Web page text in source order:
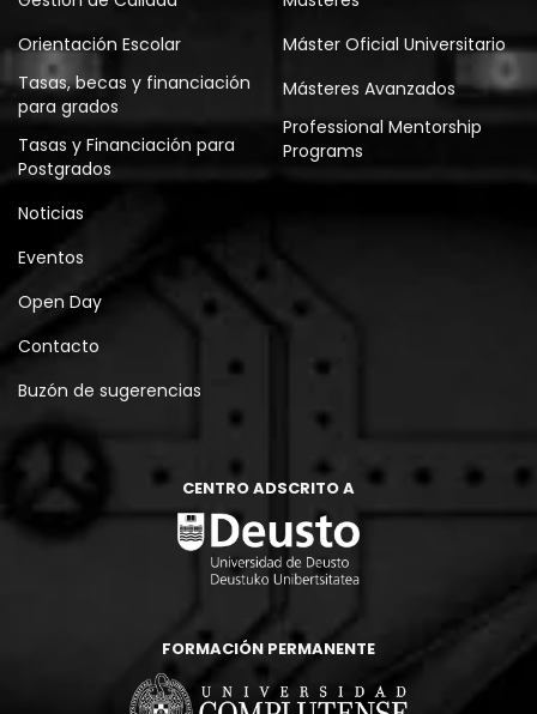
Orientación Escolar
Tasas, becas y financiación
para grados
Tasas y Financiación para
Postgrados
Máster Oficial Universitario
Másteres Avanzados
Professional Mentorship
Programs
Noticias
Eventos
Open Day
Contacto
Buzón de sugerencias
CENTRO ADSCRITO A
FORMACIÓN PERMANENTE